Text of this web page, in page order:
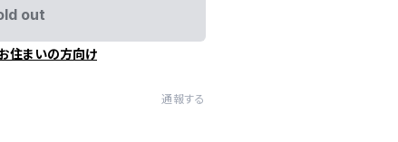
out
住まいの方向け
通報する